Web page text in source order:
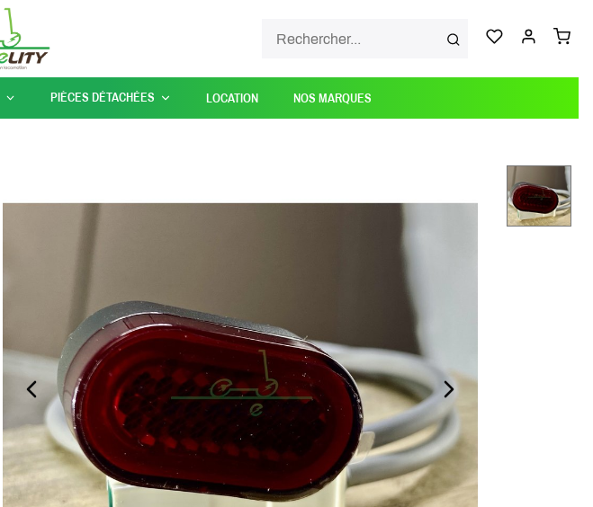
PIÈCES DÉTACHÉES LOCATION NOS MARQUES
PREVIOUS_SLIDE NEXT_SLIDE